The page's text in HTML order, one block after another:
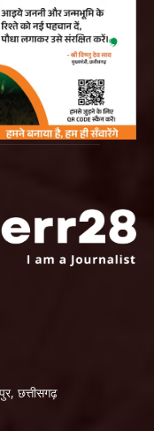
छत्तीसगढ़